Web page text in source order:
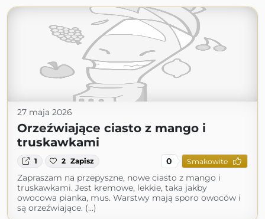
27 maja 2026
Orzeźwiające ciasto z mango i
truskawkami
1 2 Zapisz 0 Smakowite
Zapraszam na przepyszne, nowe ciasto z mango i
truskawkami. Jest kremowe, lekkie, taka jakby
owocowa pianka, mus. Warstwy mają sporo owoców i
są orzeźwiające. (...)